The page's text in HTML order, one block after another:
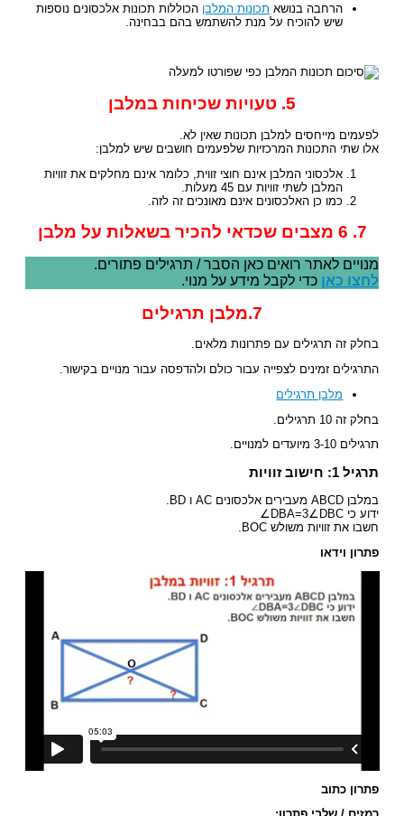
הרחבה בנושא תכונות המלבן הכוללות תכונות אלכסונים נוספות
שיש להוכיח על מנת להשתמש בהם בבחינה.
5. טעויות שכיחות במלבן
לפעמים מייחסים למלבן תכונות שאין לא.
אלו שתי התכונות המרכזיות שלפעמים חושבים שיש למלבן:
אלכסוני המלבן אינם חוצי זווית, כלומר אינם מחלקים את זוויות
המלבן לשתי זוויות עם 45 מעלות.
כמו כן האלכסונים אינם מאונכים זה לזה.
7. 6 מצבים שכדאי להכיר בשאלות על מלבן
מנויים לאתר רואים כאן הסבר / תרגילים פתורים.
לחצו כאן כדי לקבל מידע על מנוי.
7.מלבן תרגילים
בחלק זה תרגילים עם פתרונות מלאים.
התרגילים זמינים לצפייה עבור כולם ולהדפסה עבור מנויים בקישור.
מלבן תרגילים
בחלק זה 10 תרגילים.
תרגילים 3-10 מיועדים למנויים.
תרגיל 1: חישוב זוויות
במלבן ABCD מעבירים אלכסונים AC ו BD.
ידוע כי DBA=3∠DBC∠
חשבו את זוויות משולש BOC.
פתרון וידאו
פתרון כתוב